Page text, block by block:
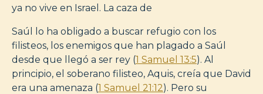
ya no vive en Israel. La caza de
Saúl lo ha obligado a buscar refugio con los
filisteos, los enemigos que han plagado a Saúl
desde que llegó a ser rey (1 Samuel 13:5). Al
principio, el soberano filisteo, Aquis, creía que David
era una amenaza (1 Samuel 21:12). Pero su